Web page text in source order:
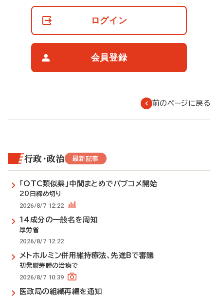
ログイン
会員登録
前のページに戻る
行政・政治 最新記事
「OTC類似薬」中間まとめでパブコメ開始
20日締め切り
2026/8/7 12:22
14成分の一般名を周知
厚労省
2026/8/7 12:22
メトホルミン併用維持療法、先進Bで審議
初発膠芽腫の治療で
2026/8/7 10:39
医政局の組織再編を通知